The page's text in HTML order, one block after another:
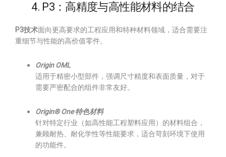
4. P3：高精度与高性能材料的结合
P3技术面向更高要求的工程应用和特种材料领域，适合需要注
重细节与性能的高价值零件。
Origin OML
适用于精密小型部件，强调尺寸精度和表面质量，对于
需要严密配合的组件非常友好。
Origin® One 特色材料
针对特定行业（如高性能工程塑料应用）的材料组合，
兼顾耐热、耐化学性等性能要求，适合苛刻环境下使用
的功能件。